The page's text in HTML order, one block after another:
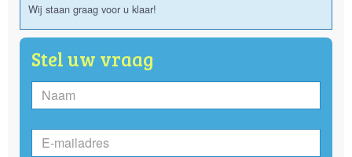
Wij staan graag voor u klaar!
Stel uw vraag